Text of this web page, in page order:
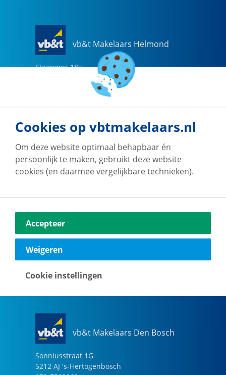
vb&t Makelaars Helmond
Steenweg 18a
helmond@vbtmakelaars.nl
Naar vestiging
Vestdijk 180
5611 CZ Eindhoven
040-2696949
vb&t Makelaars Den Bosch
Sonniusstraat 1G
5212 AJ 's-Hertogenbosch
Cookies op vbtmakelaars.nl
Om deze website optimaal behapbaar én
persoonlijk te maken, gebruikt deze website
cookies (en daarmee vergelijkbare technieken).
Accepteer
Weigeren
Cookie instellingen